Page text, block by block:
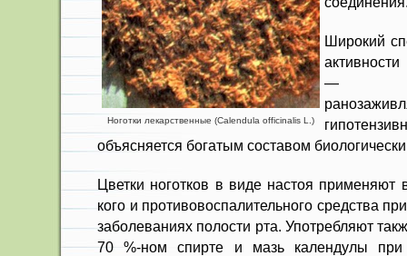
Ноготки лекарственные (Calendula officinalis L.)
Широкий
—
объясняется бога­тым составом
Цветки ноготков в виде настоя применяют
кого и противовоспалительного сред­ства
забо­леваниях полости рта. Употребляют
70 %-ном спирте и мазь календулы